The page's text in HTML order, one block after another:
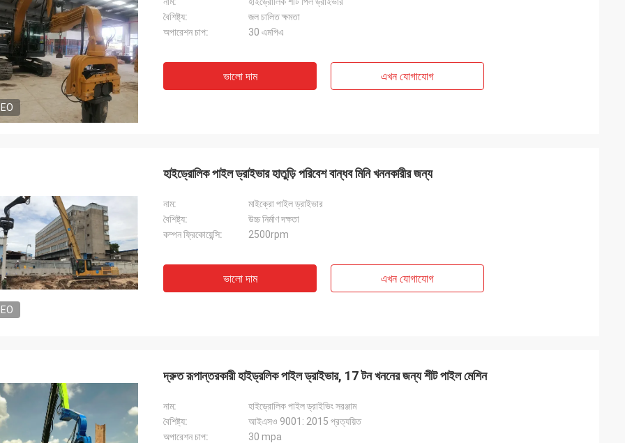
বৈশিষ্ট্য:
জল চালিত ক্ষমতা
অপারেশন চাপ:
30 এমপিএ
ভালো দাম এখন যোগাযোগ
হাইড্রোলিক পাইল ড্রাইভার হাতুড়ি পরিবেশ বান্ধব মিনি খননকারীর জন্য
নাম:
মাইক্রো পাইল ড্রাইভার
বৈশিষ্ট্য:
উচ্চ নির্মাণ দক্ষতা
কম্পন ফ্রিকোয়েন্সি:
2500rpm
ভালো দাম এখন যোগাযোগ
দ্রুত রূপান্তরকারী হাইড্রলিক পাইল ড্রাইভার, 17 টন খননের জন্য শীট পাইল মেশিন
নাম:
হাইড্রোলিক পাইল ড্রাইভিং সরঞ্জাম
বৈশিষ্ট্য:
আইএসও 9001: 2015 প্রত্যয়িত
অপারেশন চাপ:
30 mpa